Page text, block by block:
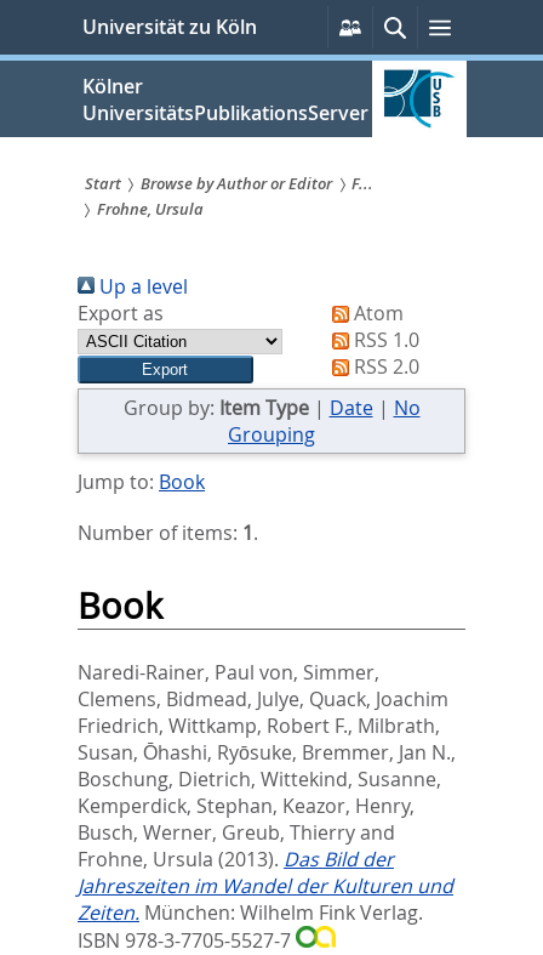
springen
Universität zu Köln
Persönliche
Services
SucheMenü
Kölner
UniversitätsPublikationsServer
Sie
sind
hier:
Start Browse by Author or Editor
F...
Frohne, Ursula
Up a level
Export as
Atom
RSS 1.0
RSS 2.0
Group by: Item Type| Date| No
Grouping
Jump to: Book
Number of items: 1.
Book
Naredi-Rainer, Paul von, Simmer,
Clemens, Bidmead, Julye, Quack, Joachim
Friedrich, Wittkamp, Robert F., Milbrath,
Susan, Ōhashi, Ryōsuke, Bremmer, Jan N.,
Boschung, Dietrich, Wittekind, Susanne,
Kemperdick, Stephan, Keazor, Henry,
Busch, Werner, Greub, Thierryand
Frohne, Ursula (2013). Das Bild der
Jahreszeiten im Wandel der Kulturen und
Zeiten. München: Wilhelm Fink Verlag.
ISBN 978-3-7705-5527-7